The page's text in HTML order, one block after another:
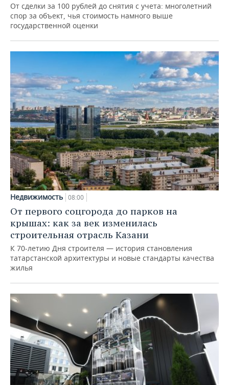
От сделки за 100 рублей до снятия с учета: многолетний
спор за объект, чья стоимость намного выше
государственной оценки
Недвижимость 08:00
От первого соцгорода до парков на
крышах: как за век изменилась
строительная отрасль Казани
К 70-летию Дня строителя — история становления
татарстанской архитектуры и новые стандарты качества
жилья